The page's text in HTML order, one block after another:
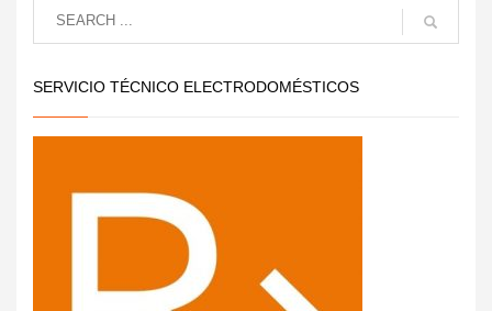
SERVICIO TÉCNICO ELECTRODOMÉSTICOS